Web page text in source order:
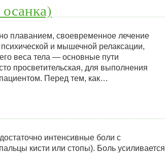
плаванием, своевременное лечение
и мышечной релаксации,
веса тела — основные пути
просветительская, для выполнения
Перед тем, как…
интенсивные боли с
кисти или стопы). Боль усиливается